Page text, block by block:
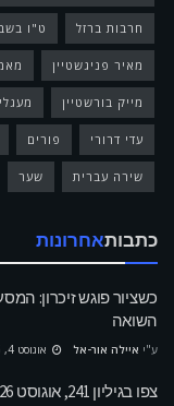
חרבות ברזל ט"ו
מאיר פניגשטיין
מייק בורשטיין
עדי דרורי פורים
שירה עברית שער
כתבותאחרונות
כשציור פוגש זיכרון:
השואה
ע"י איילה אור-אל אוגוסט 4, 2026
צפו בגיליון 241, אוגוסט 2026